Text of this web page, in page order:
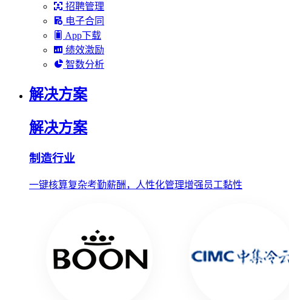
招聘管理
电子合同
App下载
绩效激励
智数分析
解决方案
解决方案
制造行业
一键核算复杂考勤薪酬，人性化管理增强员工黏性